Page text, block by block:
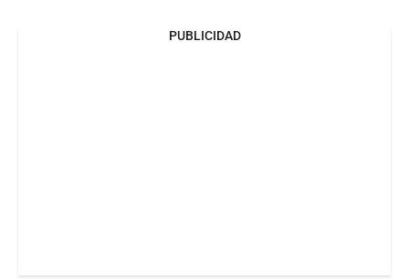
PUBLICIDAD